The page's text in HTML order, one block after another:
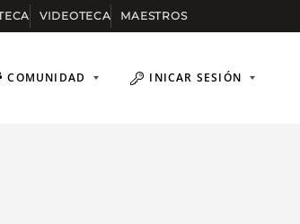
VIDEOTECA MAESTROS
COMUNIDAD INICAR SESIÓN